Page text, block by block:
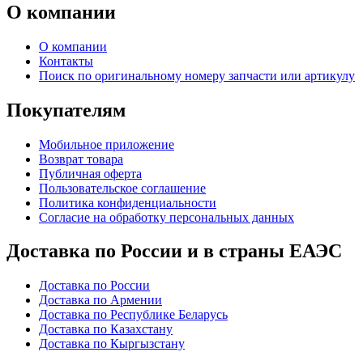
О компании
О компании
Контакты
Поиск по оригинальному номеру запчасти или артикулу
Покупателям
Мобильное приложение
Возврат товара
Публичная оферта
Пользовательское соглашение
Политика конфиденциальности
Согласие на обработку персональных данных
Доставка по России и в страны ЕАЭС
Доставка по России
Доставка по Армении
Доставка по Республике Беларусь
Доставка по Казахстану
Доставка по Кыргызстану